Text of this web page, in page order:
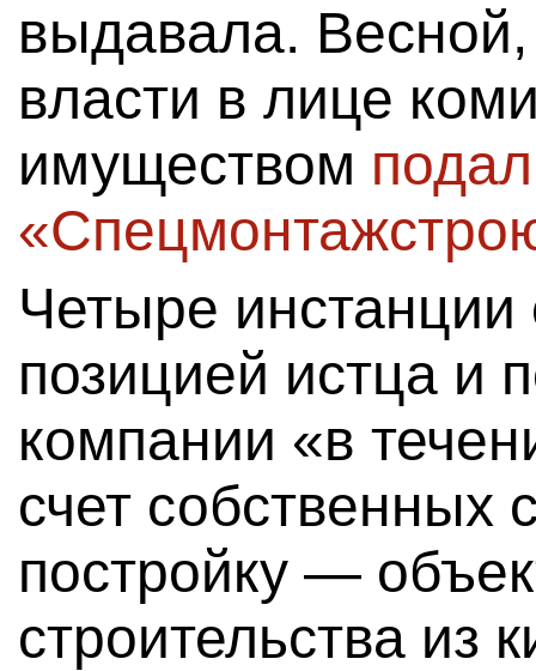
выдавала.
власти в лице
имуществом
Четыре инстанции
позицией истца и
компании «в
счет собственных
постройку —
строительства из